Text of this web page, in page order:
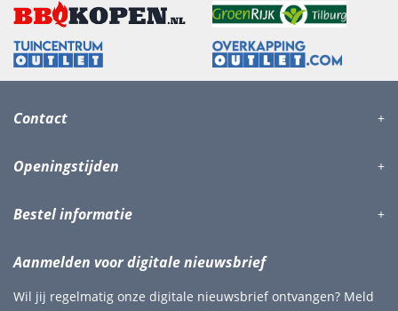
Contact
Openingstijden
Bestel informatie
Aanmelden voor digitale nieuwsbrief
Wil jij regelmatig onze digitale nieuwsbrief ontvangen? Meld